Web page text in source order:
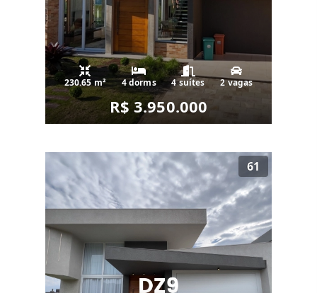
230.65 m² 4 dorms 4 suítes 2 vagas
R$ 3.950.000
61